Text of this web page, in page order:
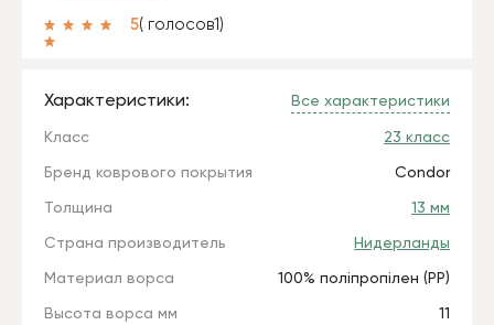
5( голосов1 )
Характеристики: Все характеристики
Класс 23 класс
Бренд коврового покрытия Condor
Толщина 13 мм
Страна производитель Нидерланды
Материал ворса 100% поліпропілен (РР)
Высота ворса мм 11